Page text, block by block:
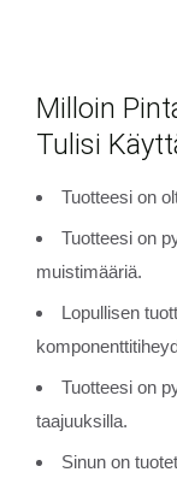
Milloin
Tulisi
Tuotteesi on
Tuotteesi on
muistimääriä.
Lopullisen
Tuotteesi on
taajuuksilla.
Sinun on